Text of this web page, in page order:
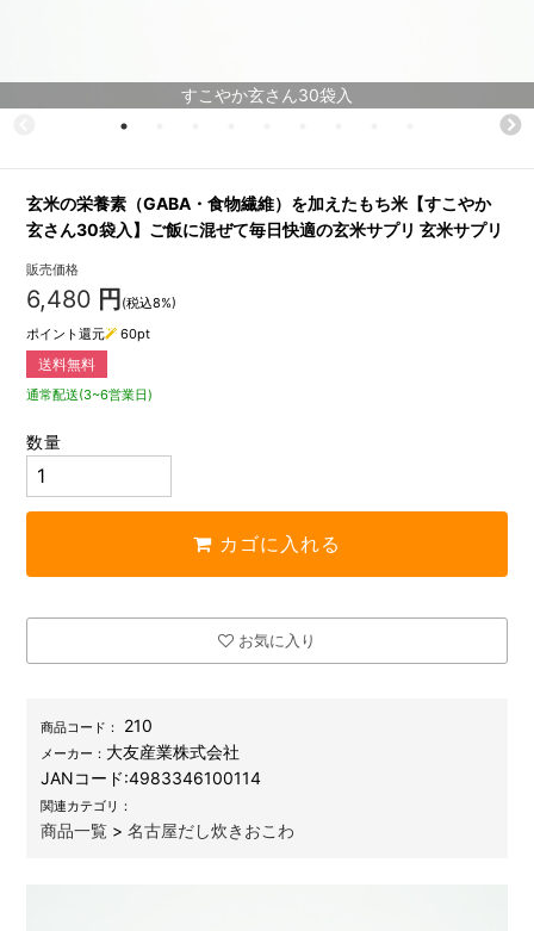
すこやか玄さん30袋入
玄米の栄養素（GABA・食物繊維）を加えたもち米【すこやか
玄さん30袋入】ご飯に混ぜて毎日快適の玄米サプリ 玄米サプリ
販売価格
6,480 円 (税込8%)
ポイント還元
60pt
送料無料
通常配送(3~6営業日)
数量
カゴに入れる
お気に入り
商品コード： 210
メーカー： 大友産業株式会社
JANコード:4983346100114
関連カテゴリ：
商品一覧 >名古屋だし炊きおこわ